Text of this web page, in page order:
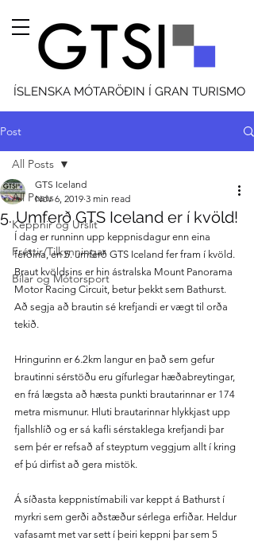
ÍSLENSKA MÓTARÖÐIN Í GRAN TURISMO
Post
All Posts
Keppnir og Úrslit
Fréttir/Tilkynningar
Bílar og Mótorsport
All Posts
5. Umferð GTS Iceland er í kvöld!
GTS Iceland
Nov 6, 2019 3 min read
Í dag er runninn upp keppnisdagur enn eina
ferðina, en 5. umferð GTS Iceland fer fram í kvöld.
Braut kvöldsins er hin ástralska Mount Panorama
Motor Racing Circuit, betur þekkt sem Bathurst.
Að segja að brautin sé krefjandi er vægt til orða
tekið.
Hringurinn er 6.2km langur en það sem gefur
brautinni sérstöðu eru gífurlegar hæðabreytingar,
en frá lægsta að hæsta punkti brautarinnar er 174
metra mismunur. Hluti brautarinnar hlykkjast upp
fjallshlíð og er sá kafli sérstaklega krefjandi þar
sem þér er refsað af steyptum veggjum allt í kring
ef þú dirfist að gera mistök.
Á síðasta keppnistímabili var keppt á Bathurst í
myrkri sem gerði aðstæður sérlega erfiðar. Heldur
vafasamt met var sett í þeiri keppni þar sem 5